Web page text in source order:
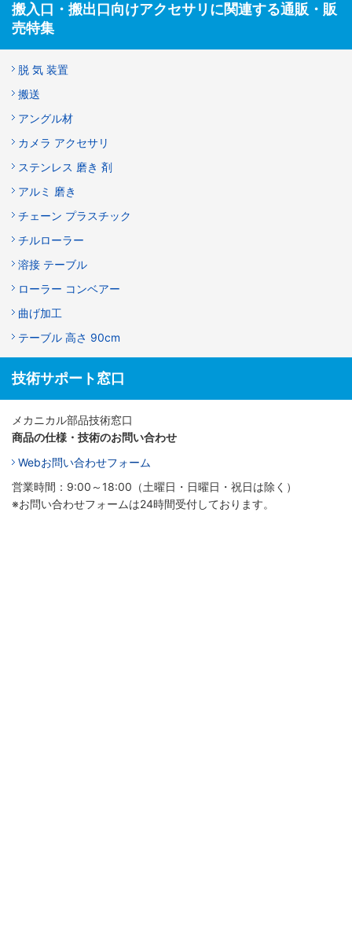
搬入口・搬出口向けアクセサリに関連する通販・販
売特集
脱 気 装置
搬送
アングル材
カメラ アクセサリ
ステンレス 磨き 剤
アルミ 磨き
チェーン プラスチック
チルローラー
溶接 テーブル
ローラー コンベアー
曲げ加工
テーブル 高さ 90cm
技術サポート窓口
メカニカル部品技術窓口
商品の仕様・技術のお問い合わせ
Webお問い合わせフォーム
営業時間：9:00～18:00（土曜日・日曜日・祝日は除く）
※お問い合わせフォームは24時間受付しております。